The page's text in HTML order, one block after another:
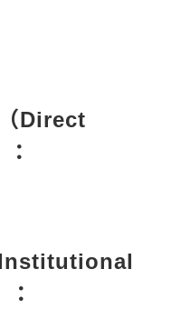
Direct
Institutional